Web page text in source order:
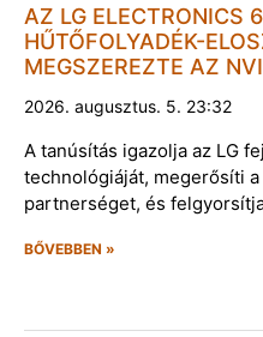
AZ LG ELECTRONICS
HŰTŐFOLYADÉK-
MEGSZEREZTE AZ
2026. augusztus. 5. 23:32
A tanúsítás igazolja az LG
technológiáját, megerősíti
partnerséget, és
BŐVEBBEN »